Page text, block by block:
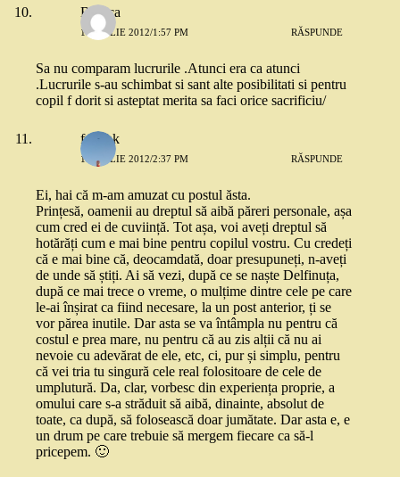
Bunica
1 APRILIE 2012/1:57 PM RĂSPUNDE
Sa nu comparam lucrurile .Atunci era ca atunci
.Lucrurile s-au schimbat si sant alte posibilitati si pentru
copil f dorit si asteptat merita sa faci orice sacrificiu/
frmshk
1 APRILIE 2012/2:37 PM RĂSPUNDE
Ei, hai că m-am amuzat cu postul ăsta.
Prințesă, oamenii au dreptul să aibă păreri personale, așa
cum cred ei de cuviință. Tot așa, voi aveți dreptul să
hotărăți cum e mai bine pentru copilul vostru. Cu credeți
că e mai bine că, deocamdată, doar presupuneți, n-aveți
de unde să știți. Ai să vezi, după ce se naște Delfinuța,
după ce mai trece o vreme, o mulțime dintre cele pe care
le-ai înșirat ca fiind necesare, la un post anterior, ți se
vor părea inutile. Dar asta se va întâmpla nu pentru că
costul e prea mare, nu pentru că au zis alții că nu ai
nevoie cu adevărat de ele, etc, ci, pur și simplu, pentru
că vei tria tu singură cele real folositoare de cele de
umplutură. Da, clar, vorbesc din experiența proprie, a
omului care s-a străduit să aibă, dinainte, absolut de
toate, ca după, să folosească doar jumătate. Dar asta e, e
un drum pe care trebuie să mergem fiecare ca să-l
pricepem. 🙂